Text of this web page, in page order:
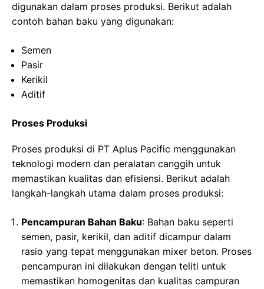
digunakan dalam proses produksi. Berikut adalah
contoh bahan baku yang digunakan:
Semen
Pasir
Kerikil
Aditif
Proses Produksi
Proses produksi di PT Aplus Pacific menggunakan
teknologi modern dan peralatan canggih untuk
memastikan kualitas dan efisiensi. Berikut adalah
langkah-langkah utama dalam proses produksi:
Pencampuran Bahan Baku: Bahan baku seperti
semen, pasir, kerikil, dan aditif dicampur dalam
rasio yang tepat menggunakan mixer beton. Proses
pencampuran ini dilakukan dengan teliti untuk
memastikan homogenitas dan kualitas campuran